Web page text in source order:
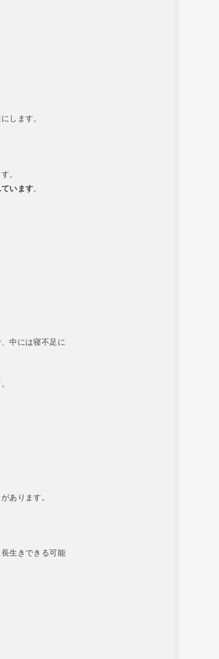
します。
。
います。
中には寝不足に
あります。
生きできる可能